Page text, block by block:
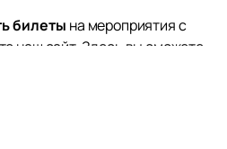
билеты на мероприятия с
наш сайт. Здесь вы сможете